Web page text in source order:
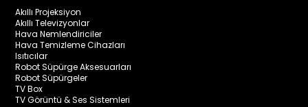
Akıllı Projeksiyon
Akıllı Televizyonlar
Hava Nemlendiriciler
Hava Temizleme Cihazları
Isıtıcılar
Robot Süpürge Aksesuarları
Robot Süpürgeler
TV Box
TV Görüntü & Ses Sistemleri